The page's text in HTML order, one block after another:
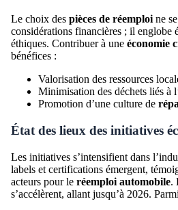
Le choix des pièces de réemploi ne
considérations financières ; il englobe
éthiques. Contribuer à une économie
bénéfices :
Valorisation des ressources
Minimisation des déchets liés à
Promotion d’une culture de
État des lieux des initiatives
Les initiatives s’intensifient dans
labels et certifications émergent,
acteurs pour le réemploi automobile.
s’accélèrent, allant jusqu’à 2026.